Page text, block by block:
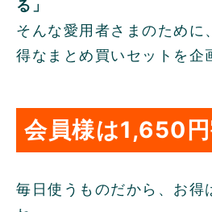
る」
そんな愛用者さまのために
得なまとめ買いセットを企
会員様は1,650円
毎日使うものだから、お得